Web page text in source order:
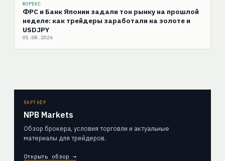
ФОРЕКС
ФРС и Банк Японии задали тон рынку на прошлой
неделе: как трейдеры заработали на золоте и
USDJPY
05.08.2026
ПАРТНЁР
NPB Markets
Обзор брокера, условия торговли и актуальные
материалы для трейдеров.
Открыть обзор →